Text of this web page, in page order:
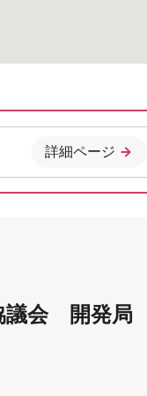
詳細ページ
議会 開発局